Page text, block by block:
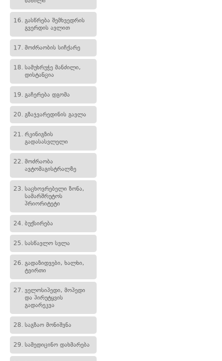
16. გასწრება შემხვედრის
გვერდის ავლით
17. მოძრაობის სიჩქარე
18. სამუხრუჭე მანძილი,
დისტანცია
19. გაჩერება დგომა
20. გზაჯვარედინის გავლა
21. რკინიგზის
გადასასვლელი
22. მოძრაობა
ავტომაგისტრალზე
23. საცხოვრებელი ზონა,
სამარშრუტოს
პრიორიტეტი
24. ბუქსირება
25. სასწავლო სვლა
26. გადაზიდვები, ხალხი,
ტვირთი
27. ველოსიპედი, მოპედი
და პირუტყვის
გადარეკვა
28. საგზაო მონიშვნა
29. სამედიცინო დახმარება